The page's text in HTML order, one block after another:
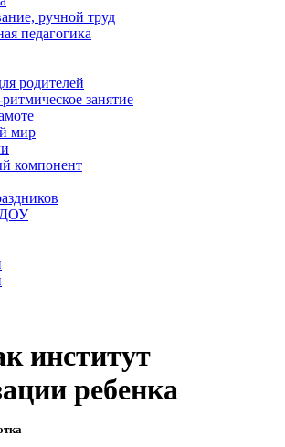
ручной труд
педагогика
родителей
занятие
мир
компонент
ДОУ
институт
ребенка